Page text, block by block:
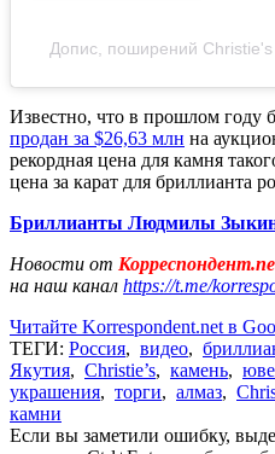
Допис, поширений
Известно, что в прошлом году
продан за $26,63 млн на
рекордная цена для камня
цена за карат для бриллианта
Бриллианты Людмилы
Новости от
на наш канал https://t.me/
Читайте Korrespondent.net в
ТЕГИ: Россия, видео,
Якутия, Christie’s, камень,
украшения, торги, алмаз,
камни
Если вы заметили ошибку,